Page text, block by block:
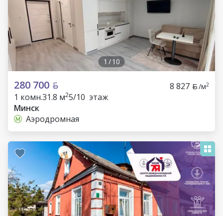
1 /10
280 700 8 827 /м2
1 комн.31.8 м25/10 этаж
Минск
Аэродромная